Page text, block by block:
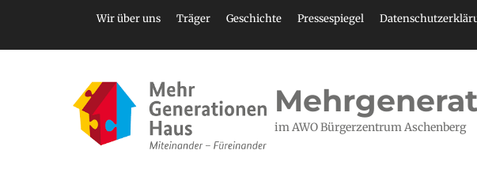
springen
Header Top Menu
Wir über uns Träger Geschichte Pressespiegel
im AWO Bürgerzentrum Aschenberg